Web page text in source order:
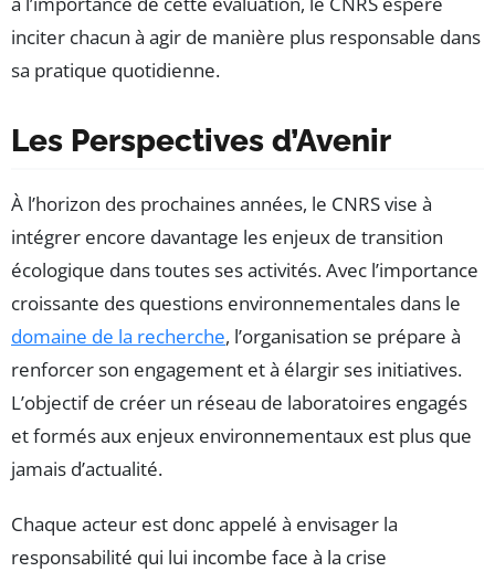
inciter chacun à agir de manière plus responsable dans
sa pratique quotidienne.
Les Perspectives d’Avenir
À l’horizon des prochaines années, le CNRS vise à
intégrer encore davantage les enjeux de transition
écologique dans toutes ses activités. Avec l’importance
croissante des questions environnementales dans le
domaine de la recherche, l’organisation se prépare à
renforcer son engagement et à élargir ses initiatives.
L’objectif de créer un réseau de laboratoires engagés
et formés aux enjeux environnementaux est plus que
jamais d’actualité.
Chaque acteur est donc appelé à envisager la
responsabilité qui lui incombe face à la crise